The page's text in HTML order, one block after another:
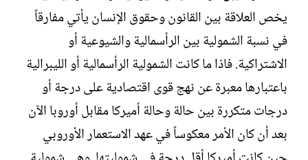
يخص العلاقة بين القانون وحقوق الإنسان يأتي مفارقاً
في نسبة الشمولية بين الرأسمالية والشيوعية أو
الاشتراكية. فاذا ما كانت الشمولية الرأسمالية أو الليبرالية
باعتبارها معبرة عن نهج قوى اقتصادية على درجة أو
درجات متكررة بين حالة وحالة أميركا مقابل أوروبا الآن
بعد أن كان الأمر معكوساً في عهد الاستعمار الأوروبي